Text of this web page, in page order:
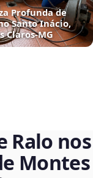
Profunda de
Santo Inácio,
Claros‑MG
Ralo nos
Montes